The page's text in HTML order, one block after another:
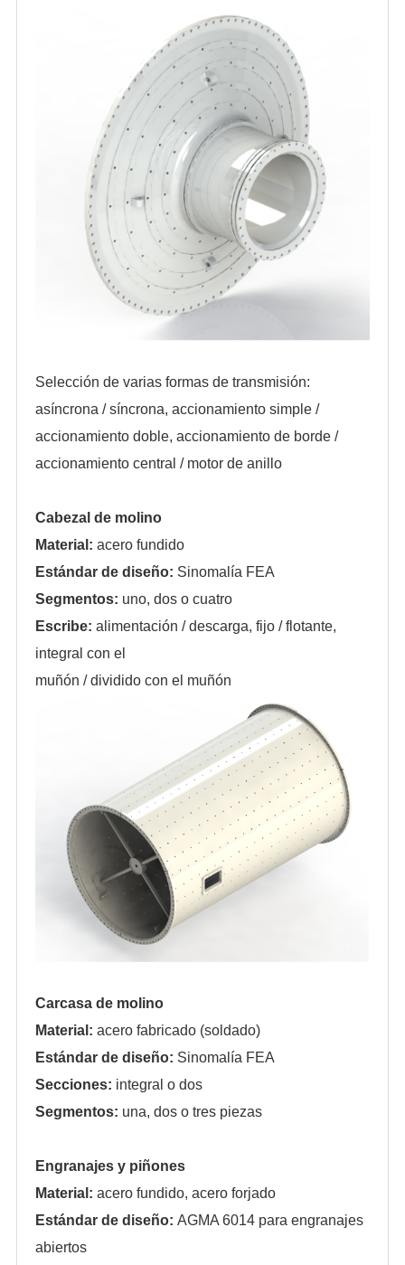
Selección de varias formas de transmisión:
asíncrona / síncrona, accionamiento simple /
accionamiento doble, accionamiento de borde /
accionamiento central / motor de anillo
Cabezal de molino
Material: acero fundido
Estándar de diseño: Sinomalía FEA
Segmentos: uno, dos o cuatro
Escribe: alimentación / descarga, fijo / flotante,
integral con el
muñón / dividido con el muñón
Carcasa de molino
Material: acero fabricado (soldado)
Estándar de diseño: Sinomalía FEA
Secciones: integral o dos
Segmentos: una, dos o tres piezas
Engranajes y piñones
Material: acero fundido, acero forjado
Estándar de diseño: AGMA 6014 para engranajes
abiertos